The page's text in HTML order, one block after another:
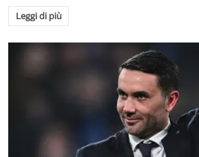
Leggi di più